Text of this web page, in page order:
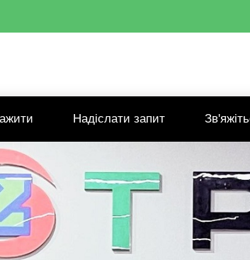
Надіслати запит